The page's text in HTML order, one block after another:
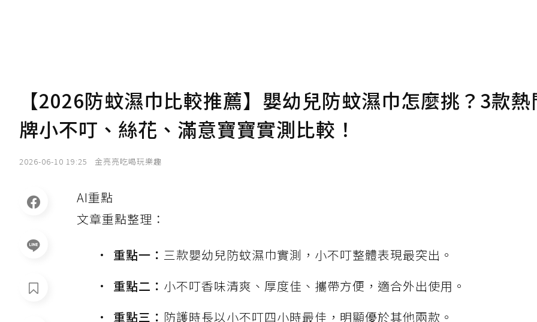
【2026防蚊濕巾比較推薦】嬰幼兒防蚊濕巾怎麼挑？3款
牌小不叮、絲花、滿意寶寶實測比較！
2026-06-10 19:25 金亮亮吃喝玩樂趣
AI重點
文章重點整理：
重點一： 三款嬰幼兒防蚊濕巾實測，小不叮整體表現最突出。
重點二： 小不叮香味清爽、厚度佳、攜帶方便，適合外出使用。
重點三： 防護時長以小不叮四小時最佳，明顯優於其他兩款。